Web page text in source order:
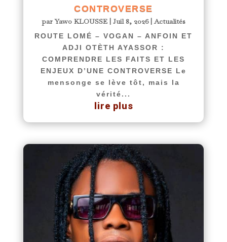
CONTROVERSE
parYawo KLOUSSE| Juil 8, 2026|Actualités
ROUTE LOMÉ – VOGAN – ANFOIN ET
ADJI OTÈTH AYASSOR :
COMPRENDRE LES FAITS ET LES
ENJEUX D’UNE CONTROVERSE Le
mensonge se lève tôt, mais la
vérité...
lire plus